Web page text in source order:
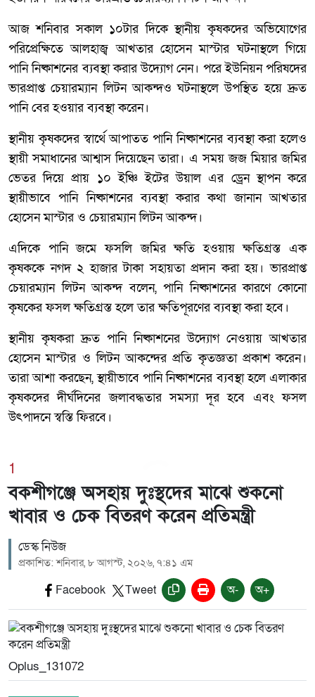
আজ শনিবার সকাল ১০টার দিকে স্থানীয় কৃষকদের অভিযোগের
পরিপ্রেক্ষিতে আলহাজ্ব আখতার হোসেন মাস্টার ঘটনাস্থলে গিয়ে
পানি নিষ্কাশনের ব্যবস্থা করার উদ্যোগ নেন। পরে ইউনিয়ন পরিষদের
ভারপ্রাপ্ত চেয়ারম্যান লিটন আকন্দও ঘটনাস্থলে উপস্থিত হয়ে দ্রুত
পানি বের হওয়ার ব্যবস্থা করেন।
স্থানীয় কৃষকদের স্বার্থে আপাতত পানি নিষ্কাশনের ব্যবস্থা করা হলেও
স্থায়ী সমাধানের আশ্বাস দিয়েছেন তারা। এ সময় জজ মিয়ার জমির
ভেতর দিয়ে প্রায় ১০ ইঞ্চি ইটের উয়াল এর ড্রেন স্থাপন করে
স্থায়ীভাবে পানি নিষ্কাশনের ব্যবস্থা করার কথা জানান আখতার
হোসেন মাস্টার ও চেয়ারম্যান লিটন আকন্দ।
এদিকে পানি জমে ফসলি জমির ক্ষতি হওয়ায় ক্ষতিগ্রস্ত এক
কৃষককে নগদ ২ হাজার টাকা সহায়তা প্রদান করা হয়। ভারপ্রাপ্ত
চেয়ারম্যান লিটন আকন্দ বলেন, পানি নিষ্কাশনের কারণে কোনো
কৃষকের ফসল ক্ষতিগ্রস্ত হলে তার ক্ষতিপূরণের ব্যবস্থা করা হবে।
স্থানীয় কৃষকরা দ্রুত পানি নিষ্কাশনের উদ্যোগ নেওয়ায় আখতার
হোসেন মাস্টার ও লিটন আকন্দের প্রতি কৃতজ্ঞতা প্রকাশ করেন।
তারা আশা করছেন, স্থায়ীভাবে পানি নিষ্কাশনের ব্যবস্থা হলে এলাকার
কৃষকদের দীর্ঘদিনের জলাবদ্ধতার সমস্যা দূর হবে এবং ফসল
উৎপাদনে স্বস্তি ফিরবে।
1
বকশীগঞ্জে অসহায় দুঃস্থদের মাঝে শুকনো
খাবার ও চেক বিতরণ করেন প্রতিমন্ত্রী
ডেস্ক নিউজ
প্রকাশিত: শনিবার, ৮ আগস্ট, ২০২৬, ৭:৪১ এম
Facebook Tweet অ- অ+
Oplus_131072